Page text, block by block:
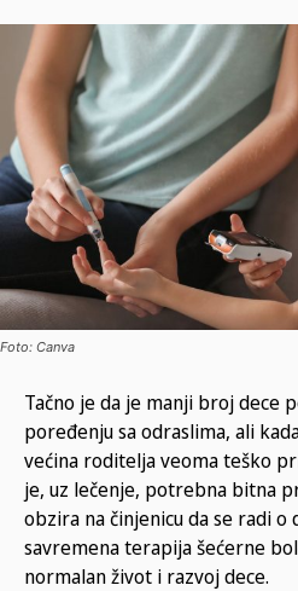
Foto: Canva
Tačno je da je manji broj dece
poređenju sa odraslima, ali
većina roditelja veoma teško
je, uz lečenje, potrebna bitna
obzira na činjenicu da se radi
savremena terapija šećerne
normalan život i razvoj dece.